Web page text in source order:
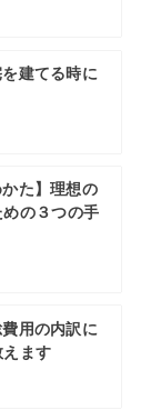
建てる時に
かた】理想の
の３つの手
用の内訳に
ます